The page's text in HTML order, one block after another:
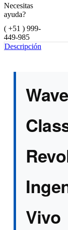
Necesitas
ayuda?
( +51 ) 999-
449-985
Descripción
Vivo